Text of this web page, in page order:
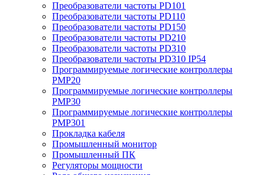
Преобразователи частоты PD101
Преобразователи частоты PD110
Преобразователи частоты PD150
Преобразователи частоты PD210
Преобразователи частоты PD310
Преобразователи частоты PD310 IP54
Программируемые логические контроллеры
PMP20
Программируемые логические контроллеры
PMP30
Программируемые логические контроллеры
PMP301
Прокладка кабеля
Промышленный монитор
Промышленный ПК
Регуляторы мощности